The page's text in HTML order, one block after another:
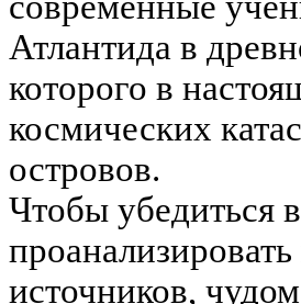
Атлантида в
которого в
космических
островов.
Чтобы убедиться
источников,